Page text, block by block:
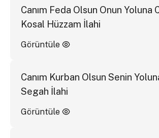
Canım Feda Olsun Onun Yoluna
Kosal Hüzzam İlahi
Görüntüle
Canım Kurban Olsun Senin
Segah İlahi
Görüntüle